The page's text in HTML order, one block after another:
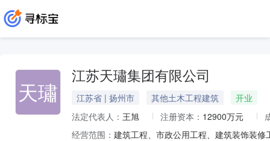
天璛
江苏天璛集团有限公司
江苏省 | 扬州市 其他土木工程建筑
开业
法定代表人： 王旭 注册资本： 12900万元
经营范围：